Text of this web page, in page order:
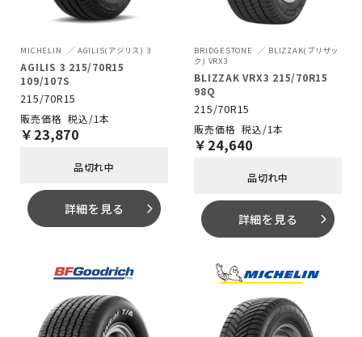
MICHELIN AGILIS(アジリス) 3
AGILIS 3 215/70R15
109/107S
215/70R15
税込/1本
￥ 23,870
品切れ中
詳細を見る arrow_forward_ios
BRIDGESTONE
BLIZZAK(ブリザッ
ク) VRX3
BLIZZAK VRX3 215/70R15
98Q
215/70R15
税込/1本
￥ 24,640
品切れ中
詳細を見る arrow_forward_ios